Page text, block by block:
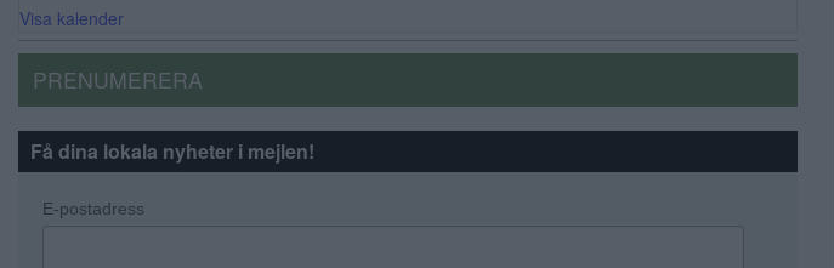
Visa kalender
PRENUMERERA
Få dina lokala nyheter i mejlen!
E-postadress